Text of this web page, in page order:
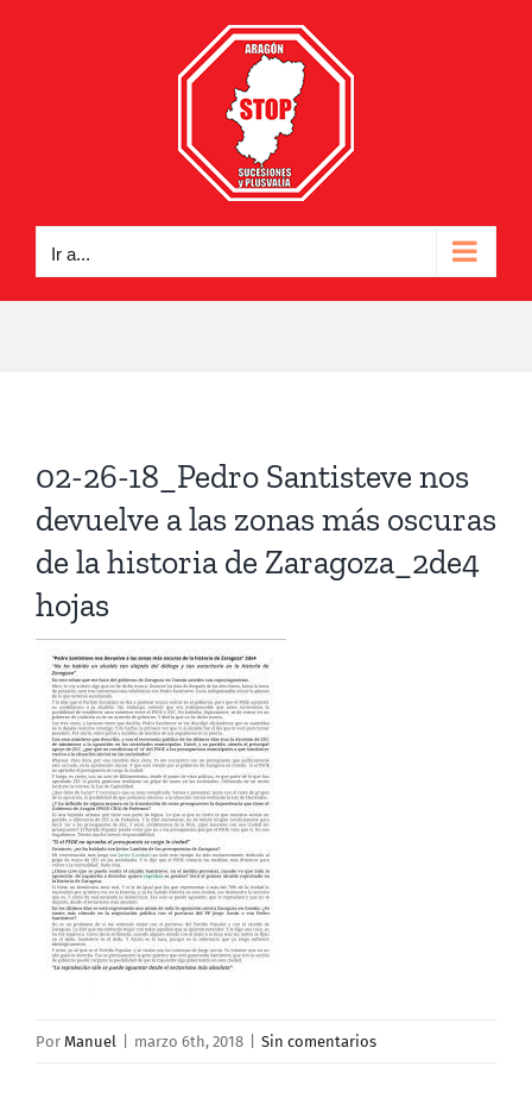
Ir a...
02-26-18_Pedro Santisteve nos
devuelve a las zonas más oscuras
de la historia de Zaragoza_2de4
hojas
Por Manuel marzo 6th, 2018 Sin comentarios